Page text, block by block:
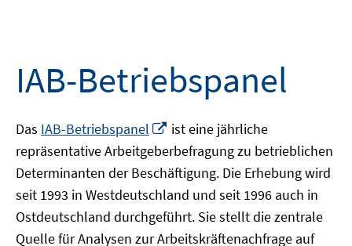
IAB-Betriebspanel
Das IAB-Betriebspanel
In
neuem
Fenster
öffnen
ist eine jährliche
repräsentative Arbeitgeberbefragung zu betrieblichen
Determinanten der Beschäftigung. Die Erhebung wird
seit 1993 in Westdeutschland und seit 1996 auch in
Ostdeutschland durchgeführt. Sie stellt die zentrale
Quelle für Analysen zur Arbeitskräftenachfrage auf